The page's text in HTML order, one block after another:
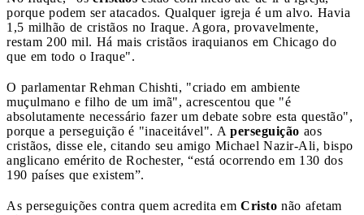
porque podem ser atacados. Qualquer igreja é um alvo. Havia
1,5 milhão de cristãos no Iraque. Agora, provavelmente,
restam 200 mil. Há mais cristãos iraquianos em Chicago do
que em todo o Iraque".
O parlamentar Rehman Chishti, "criado em ambiente
muçulmano e filho de um imã", acrescentou que "é
absolutamente necessário fazer um debate sobre esta questão",
porque a perseguição é "inaceitável". A perseguição aos
cristãos, disse ele, citando seu amigo Michael Nazir-Ali, bispo
anglicano emérito de Rochester, “está ocorrendo em 130 dos
190 países que existem”.
As perseguições contra quem acredita em Cristo não afetam